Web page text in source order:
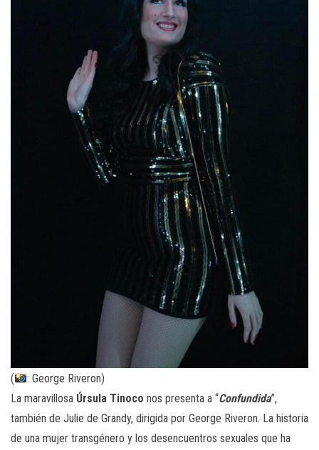
(
: George Riveron)
La maravillosa Úrsula Tinoco nos presenta a “Confundida”,
también de Julie de Grandy, dirigida por George Riveron. La historia
de una mujer transgénero y los desencuentros sexuales que ha